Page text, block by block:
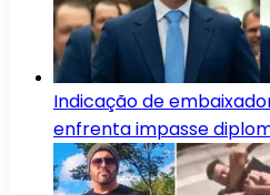
Indicação de
enfrenta impasse